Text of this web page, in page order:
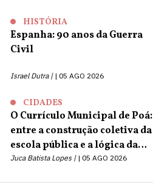
HISTÓRIA
Espanha: 90 anos da Guerra
Civil
Israel Dutra | 05 AGO 2026
CIDADES
O Currículo Municipal de Poá:
entre a construção coletiva da
escola pública e a lógica da
terceirização
Juca Batista Lopes | 05 AGO 2026